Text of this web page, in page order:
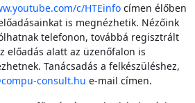
c/HTEinfo címen élőben
is megnézhetik. Nézőink
telefonon, továbbá regisztrált
előadás alatt az üzenőfalon is
Tanácsadás a felkészüléshez,
consult.hu e-mail címen.